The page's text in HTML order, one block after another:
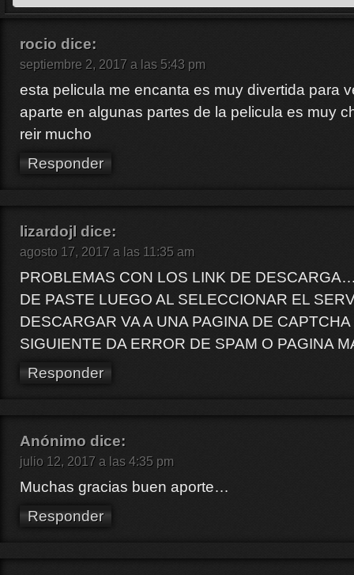
rocio dice:
septiembre 2, 2017 a las 5:43 pm
esta pelicula me encanta es muy divertida para
aparte en algunas partes de la pelicula es muy
reir mucho
Responder
lizardojl dice:
agosto 17, 2017 a las 11:35 am
PROBLEMAS CON LOS LINK DE
DE PASTE LUEGO AL SELECCIONAR EL
DESCARGAR VA A UNA PAGINA DE
SIGUIENTE DA ERROR DE SPAM O PAGINA
Responder
Anónimo dice:
julio 12, 2017 a las 4:35 pm
Muchas gracias buen aporte…
Responder